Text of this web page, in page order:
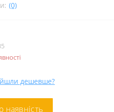
(0)
дешевше?
наявність